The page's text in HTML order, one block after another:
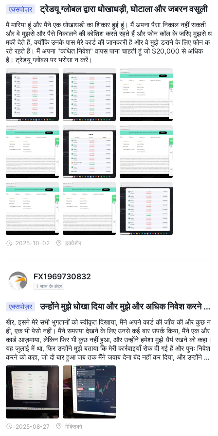
शक्तिशाली उपकरण जो उन्हें कम पूंजी के साथ बड़े पदों को नियंत्रित करने की अनुमति
देता है। हालाँकि, यह ध्यान रखना महत्वपूर्ण है कि जहां उत्तोलन संभावित लाभ को बढ़ा
सकता है, वहीं यह महत्वपूर्ण नुकसान के जोखिम को भी बढ़ाता है। जिम्मेदार व्यापार
सुनिश्चित करने और खुदरा निवेशकों की सुरक्षा के लिए, TradeEU साइप्रस
सिक्योरिटीज एंड एक्सचेंज कमीशन (साइसेक) द्वारा अनिवार्य विशिष्ट उत्तोलन सीमाओं का
पालन करता है।
यहां द्वारा प्रस्तावित उत्तोलन विकल्पों का अवलोकन दिया गया है TradeEU विभिन्न
परिसंपत्ति वर्गों में:
प्रमुख मुद्रा जोड़े - 1:30
लघु मुद्रा जोड़े - 1:20
प्रमुख सूचकांक - 1:20
वस्तुएँ - 1:10
लघु सूचकांक - 1:10
शेयर - 1:5
क्रिप्टोकरेंसी - 1:2
स्प्रेड और कमीशन (ट्रेडिंग शुल्क)
TradeEUस्प्रेड के साथ कमीशन-मुक्त व्यापार प्रदान करता है जो चुने गए खाता
प्रकार के आधार पर भिन्न होता है। यहां द्वारा पेश किए गए स्प्रेड का विवरण दिया गया है
TradeEU विभिन्न खाता प्रकारों पर:
सिल्वर खाता: सिल्वर खाता फ्लोटिंग स्प्रेड की शुरुआत करता है2.5 पिप्स
प्रकार उन व्यापारियों के लिए उपयुक्त है जो मानक व्यापारिक वातावरण पसंद करते हैं।
साथ, सख्त स्प्रेड से लाभ हो सकता है
खाताधारकों के पास व्यक्तिगत खाता प्रबंधक तक भी पहुंच होती है।
करता है0.7 पिप्स.
गैर-व्यापार शुल्क
TradeEUसे प्रारंभ करके महत्वपूर्ण निष्क्रियता शुल्क लगाता है€5060 से 90
दिनों तक की निष्क्रियता की अवधि के लिए और 300 दिनों की निष्क्रियता के बाद
€500 प्रति माह तक बढ़ने के लिए।
इसके अतिरिक्त, नए खाते के अनुरोधों के लिए €50 'आवेदन की जांच' शुल्क की
संभावना है, हालांकि यह शुल्क कंपनी के विवेक के अधीन है। इस तरह के शुल्क, विशेष
रूप से निष्क्रियता शुल्क, को संभावित व्यापारियों के लिए एक उल्लेखनीय कमी माना जा
सकता है।
जमा और निकासी के तरीके
TradeEUआपके खाते में धनराशि जमा करने और धनराशि निकालने के लिए कई
एक्सपोज़र ट्रेडयू ग्लोबल द्वारा धोखाधड़ी, घोटाला और जबरन वसूली
मैं मारिया हूं और मैंने एक धोखाधड़ी का शिकार हुई हूं। मैं अपना पैसा निकाल नहीं सकती
और वे मुझसे और पैसे निकालने की कोशिश करते रहते हैं और फोन कॉल के जरिए मुझसे ध
मकी देते हैं, क्योंकि उनके पास मेरे कार्ड की जानकारी है और वे मुझे डराने के लिए फोन क
रते रहते हैं। मैं अपना "कथित निवेश" वापस पाना चाहती हूं जो $20,000 से अधिक
है। ट्रेडयू ग्लोबल पर भरोसा न करें।
2025-10-02 इक्वेडोर
FX1969730832
1 साल के अंदर
एक्सपोज़र
उन्होंने मुझे धोखा दिया और मुझे और अधिक निवेश करने के
लिए मजबूर किया
खैर, इसने मेरे सभी भुगतानों को स्वीकृत दिखाया, मैंने अपने कार्ड की जाँच की और कुछ न
हीं, एक भी पेसो नहीं। मैंने समस्या देखने के लिए उनसे कई बार संपर्क किया, मैंने एक और
कार्ड आज़माया, लेकिन फिर भी कुछ नहीं हुआ, और उन्होंने हमेशा मुझे धैर्य रखने को कहा।
यह जुलाई में था, फिर उन्होंने मुझे बताया कि मेरी कार्रवाइयाँ रोक दी गई हैं और पुनः निवेश
करने को कहा, जो दो बार हुआ जब तक मैंने जवाब देना बंद नहीं कर दिया, और उन्होंने मेरा
दूसरा भुगतान रद्द कर दिया जो कभी नहीं आने वाला था।
2025-08-27 मेक्सिको